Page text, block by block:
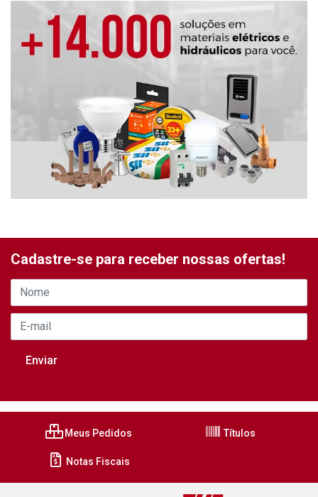
Cadastre-se para receber nossas ofertas!
Meus Pedidos Títulos
Notas Fiscais